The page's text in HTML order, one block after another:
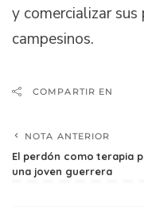
y comercializar
campesinos.
COMPARTIR EN
NOTA ANTERIOR
El perdón como terapia
una joven guerrera